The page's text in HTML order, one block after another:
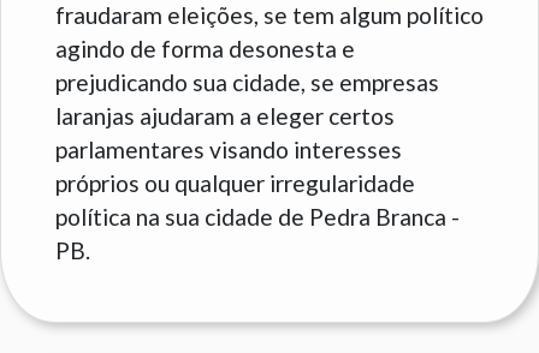
fraudaram eleições, se tem algum político
agindo de forma desonesta e
prejudicando sua cidade, se empresas
laranjas ajudaram a eleger certos
parlamentares visando interesses
próprios ou qualquer irregularidade
política na sua cidade de Pedra Branca -
PB.